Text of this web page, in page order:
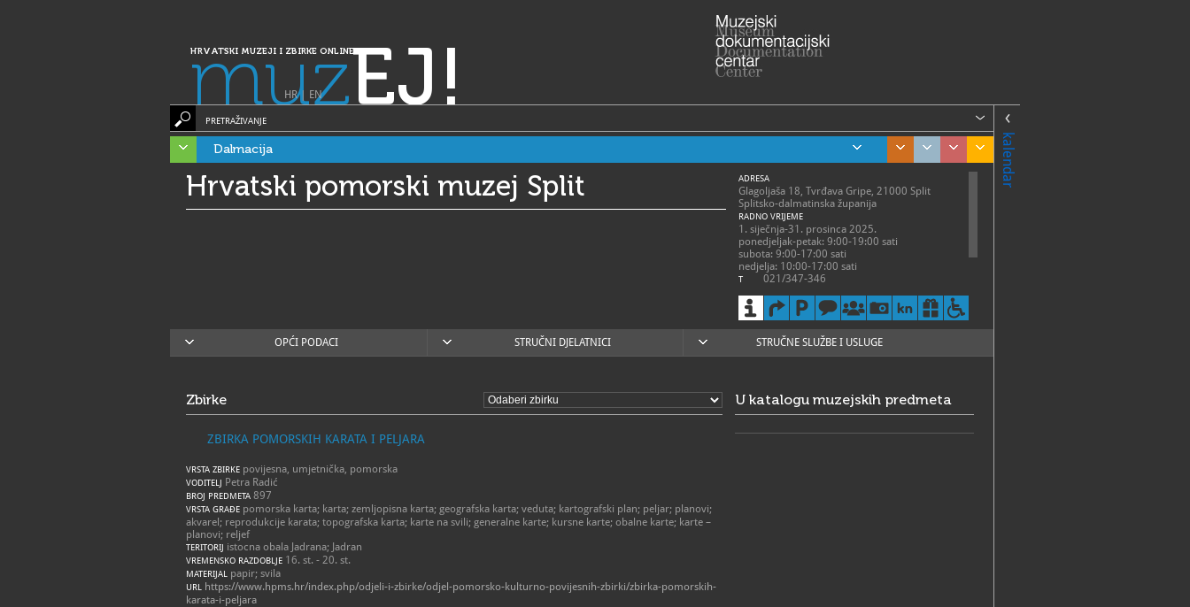
HRVATSKI MUZEJI I ZBIRKE ONLINE
muzEJ!
HR| EN
kalendar
PRETRAŽIVANJE
Dalmacija
Hrvatski pomorski muzej Split ADRESA
Glagoljaša 18, Tvrđava Gripe, 21000 Split
Splitsko-dalmatinska županija
RADNO VRIJEME
1. siječnja-31. prosinca 2025.
ponedjeljak-petak: 9:00-19:00 sati
subota: 9:00-17:00 sati
nedjelja: 10:00-17:00 sati
T 021/347-346
hpms@hpms.hr
W
https://www.hpms.hr/
OPĆI PODACI
STRUČNI DJELATNICI STRUČNE SLUŽBE I USLUGE
Zbirke
ZBIRKA POMORSKIH KARATA I PELJARA
VRSTA ZBIRKE povijesna, umjetnička, pomorska
VODITELJ Petra Radić
BROJ PREDMETA 897
VRSTA GRAĐE pomorska karta; karta; zemljopisna karta; geografska karta; veduta; kartografski plan; peljar; planovi;
akvarel; reprodukcije karata; topografska karta; karte na svili; generalne karte; kursne karte; obalne karte; karte –
planovi; reljef
TERITORIJ istocna obala Jadrana; Jadran
VREMENSKO RAZDOBLJE 16. st. - 20. st.
MATERIJAL papir; svila
URL
https://www.hpms.hr/index.php/odjeli-i-zbirke/odjel-pomorsko-kulturno-povijesnih-zbirki/zbirka-pomorskih-
karata-i-peljara
U katalogu muzejskih predmeta